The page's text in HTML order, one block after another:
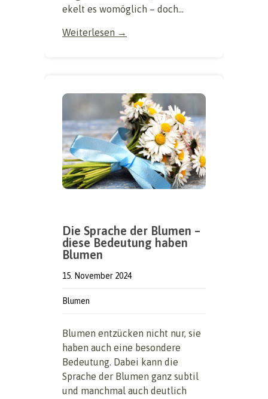
ekelt es womöglich – doch...
Weiterlesen →
Die Sprache der Blumen –
diese Bedeutung haben
Blumen
15. November 2024
Blumen
Blumen entzücken nicht nur, sie
haben auch eine besondere
Bedeutung. Dabei kann die
Sprache der Blumen ganz subtil
und manchmal auch deutlich